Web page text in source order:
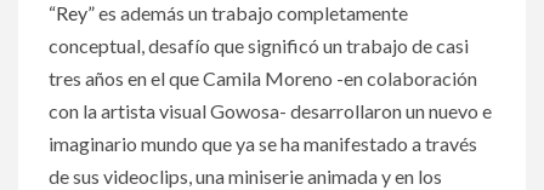
“Rey”es además un trabajo completamente
conceptual, desafío que significó un trabajo de casi
tres años en el que Camila Moreno -en colaboración
con la artista visual Gowosa- desarrollaron un nuevo e
imaginario mundo que ya se ha manifestado a través
de sus videoclips, una miniserie animada y en los